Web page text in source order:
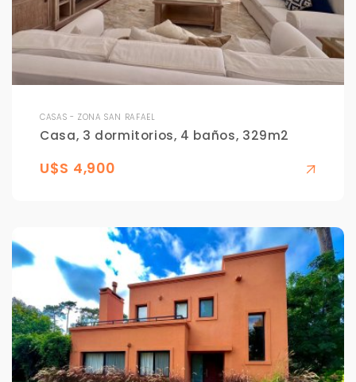
CASAS - ZONA SAN RAFAEL
Casa, 3 dormitorios, 4 baños, 329m2
U$S 4,900